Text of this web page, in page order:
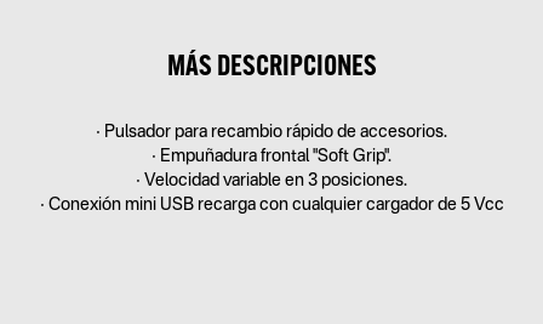
MÁS DESCRIPCIONES
• Pulsador para recambio rápido de accesorios.
• Empuñadura frontal "Soft Grip".
• Velocidad variable en 3 posiciones.
• Conexión mini USB recarga con cualquier cargador de 5 Vcc